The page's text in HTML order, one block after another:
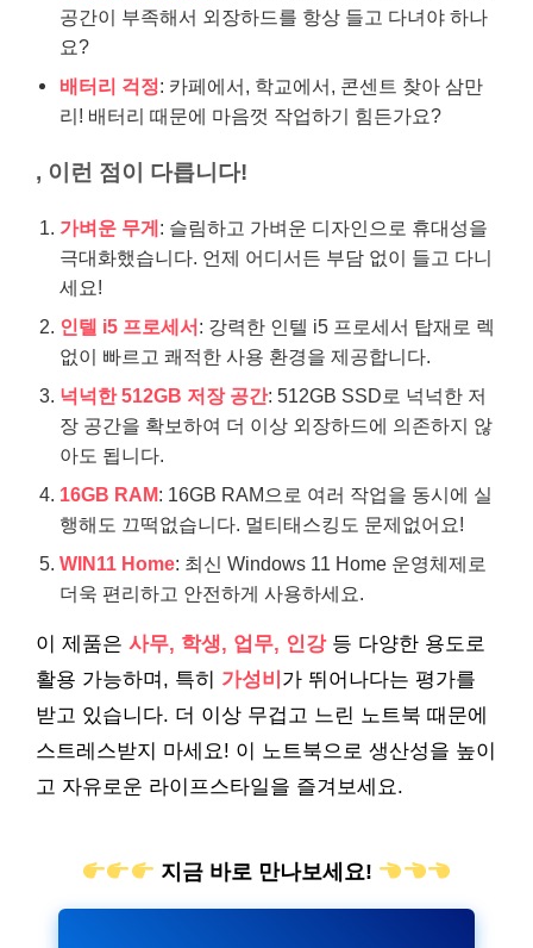
공간이 부족해서 외장하드를 항상 들고 다녀야 하나
요?
배터리 걱정: 카페에서, 학교에서, 콘센트 찾아 삼만
리! 배터리 때문에 마음껏 작업하기 힘든가요?
, 이런 점이 다릅니다!
가벼운 무게: 슬림하고 가벼운 디자인으로 휴대성을
극대화했습니다. 언제 어디서든 부담 없이 들고 다니
세요!
인텔 i5 프로세서: 강력한 인텔 i5 프로세서 탑재로 렉
없이 빠르고 쾌적한 사용 환경을 제공합니다.
넉넉한 512GB 저장 공간: 512GB SSD로 넉넉한 저
장 공간을 확보하여 더 이상 외장하드에 의존하지 않
아도 됩니다.
16GB RAM: 16GB RAM으로 여러 작업을 동시에 실
행해도 끄떡없습니다. 멀티태스킹도 문제없어요!
WIN11 Home: 최신 Windows 11 Home 운영체제로
더욱 편리하고 안전하게 사용하세요.
이 제품은 사무, 학생, 업무, 인강등 다양한 용도로
활용 가능하며, 특히 가성비 가 뛰어나다는 평가를
받고 있습니다. 더 이상 무겁고 느린 노트북 때문에
스트레스받지 마세요! 이 노트북으로 생산성을 높이
고 자유로운 라이프스타일을 즐겨보세요.
지금 바로 만나보세요!